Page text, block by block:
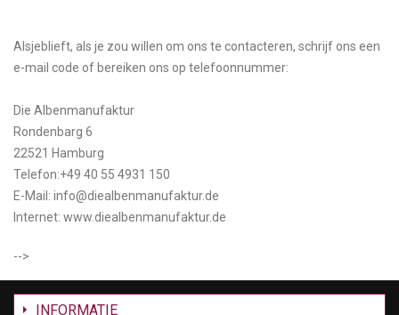
Alsjeblieft, als je zou willen om ons te contacteren, schrijf ons een
e-mail code of bereiken ons op telefoonnummer:
Die Albenmanufaktur
Rondenbarg 6
22521 Hamburg
Telefon:+49 40 55 4931 150
E-Mail: info@diealbenmanufaktur.de
Internet: www.diealbenmanufaktur.de
-->
INFORMATIE